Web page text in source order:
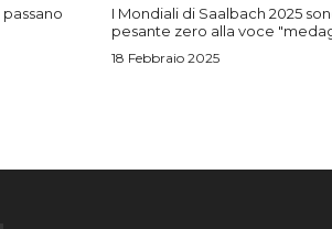
I Mondiali di Saalbach 2025
pesante zero alla voce
18 Febbraio 2025